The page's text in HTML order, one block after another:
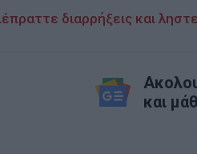
διαρρήξεις και
και